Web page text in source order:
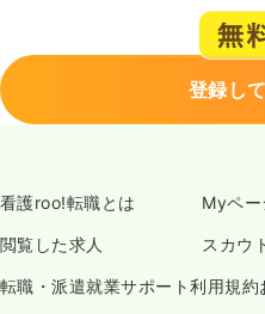
登録し
看護roo!転職とは Myペー
閲覧した求人 スカウ
転職・派遣就業サポート利用規